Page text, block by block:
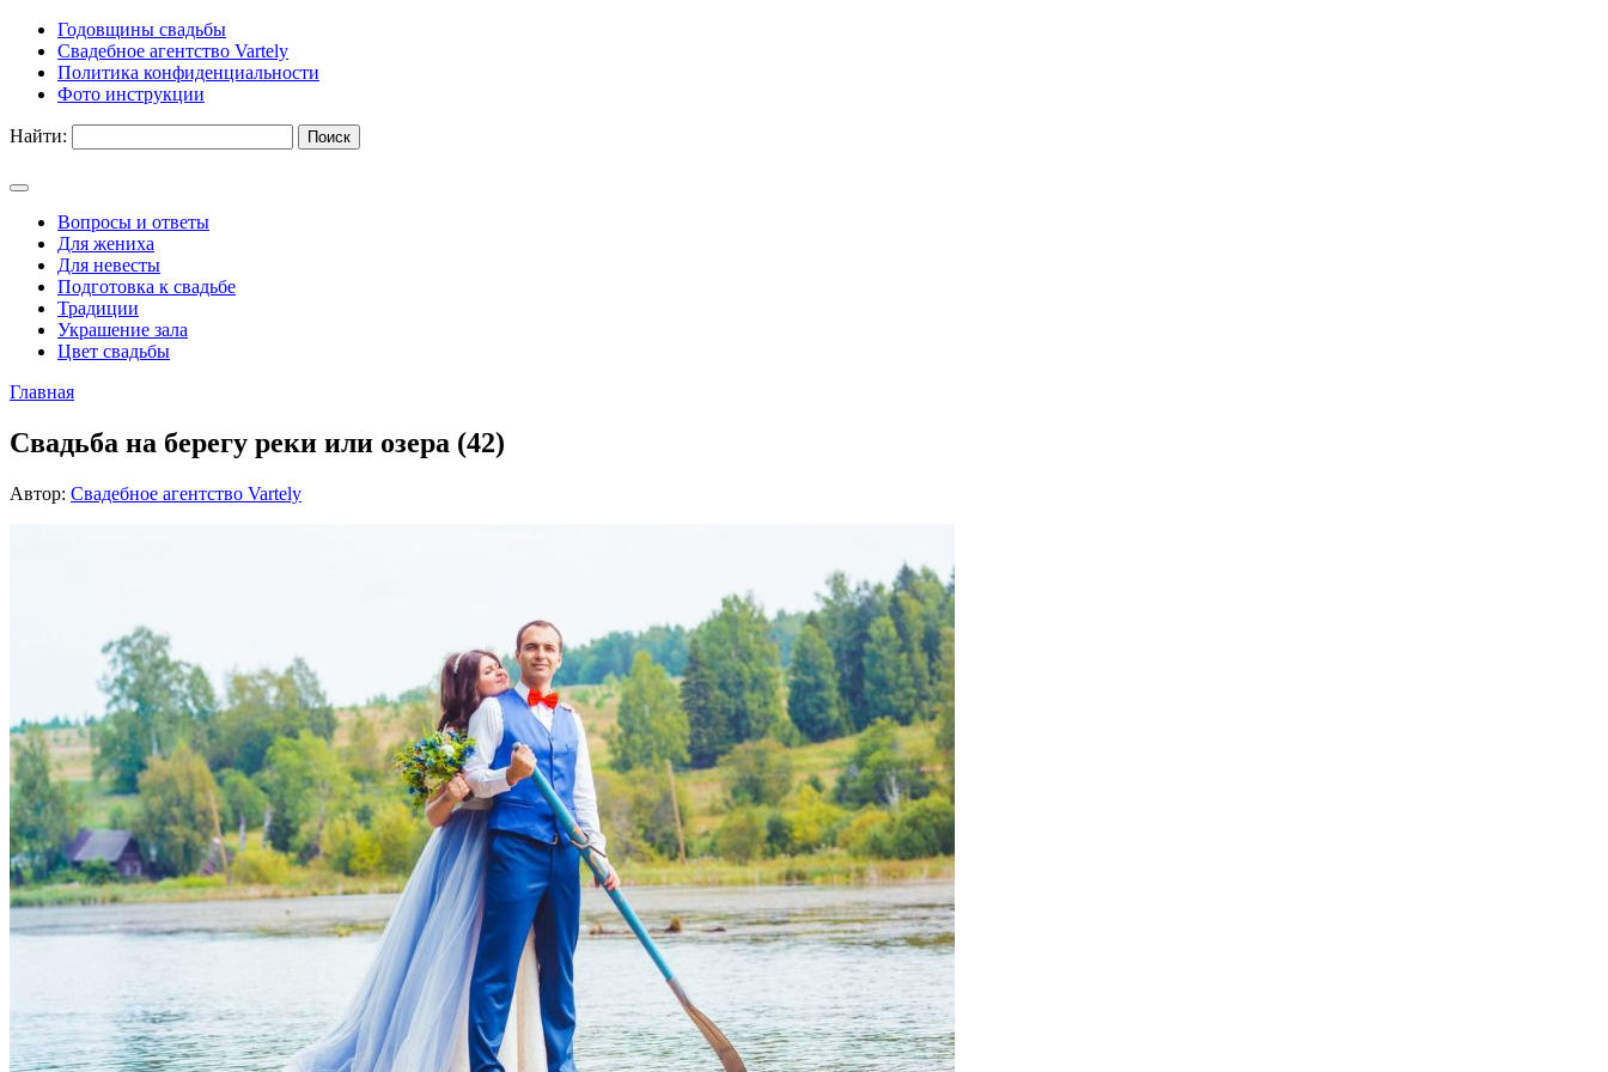
Годовщины свадьбы
Свадебное агентство Vartely
Политика конфиденциальности
Фото инструкции
Найти:
Вопросы и ответы
Для жениха
Для невесты
Подготовка к свадьбе
Традиции
Украшение зала
Цвет свадьбы
Главная
Свадьба на берегу реки или озера (42)
Автор: Свадебное агентство Vartely